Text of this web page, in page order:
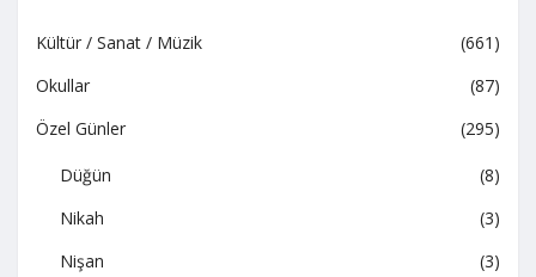
Kültür / Sanat / Müzik
(661)
Okullar
(87)
Özel Günler
(295)
Düğün
(8)
Nikah
(3)
Nişan
(3)